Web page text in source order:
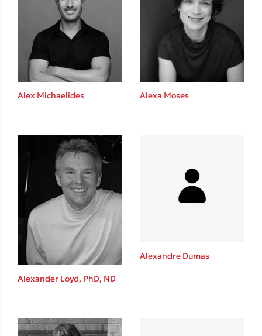
Η μέθοδος Αφήστε τους
Φυστίκι ΠουΚυλάει
Παύλος Καστανάς
El Sombrero
Στέφανος Ξενάκης
Sebastian Fitzek
Freida McFadden
Κατρίνα Τσάνταλη
Lucinda Riley
Benzamin Bécue
Teo Benedetti
Alex Michaelides Alexa Moses
Alexander Loyd, PhD, ND
Alexandre Dumas